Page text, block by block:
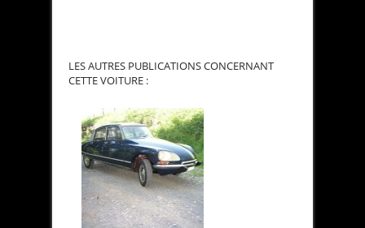
LES AUTRES PUBLICATIONS CONCERNANT
CETTE VOITURE :